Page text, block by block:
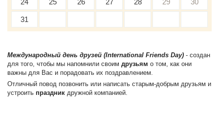
24 25 26 27 28 29 30
31
Международный день друзей (International Friends Day) - создан
для того, чтобы мы напомнили своим друзьям о том, как они
важны для Вас и порадовать их поздравлением.
Отличный повод позвонить или написать старым-добрым друзьям и
устроить праздник дружной компанией.